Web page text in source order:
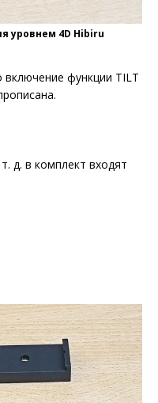
уровнем 4D Hibiru
функции TILT
д. в комплект входят